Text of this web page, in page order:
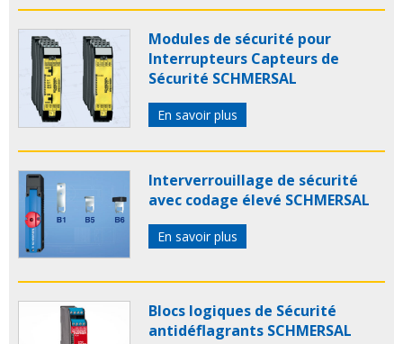
Modules de sécurité pour
Interrupteurs Capteurs de
Sécurité SCHMERSAL
En savoir plus
Interverrouillage de sécurité
avec codage élevé SCHMERSAL
En savoir plus
Blocs logiques de Sécurité
antidéflagrants SCHMERSAL